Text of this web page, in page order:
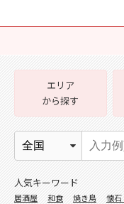
エリア
から探す
人気キーワード
居酒屋 和食 焼き鳥 懐石